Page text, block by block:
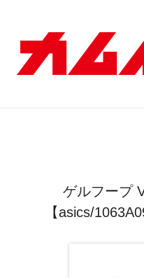
ゲルフープ
【asics/